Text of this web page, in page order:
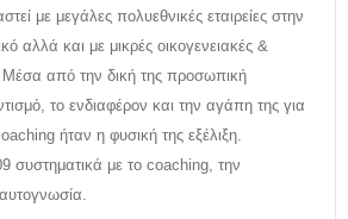
με μεγάλες πολυεθνικές εταιρείες στην
αλλά και με μικρές οικογενειακές &
Μέσα από την δική της προσωπική
το ενδιαφέρον και την αγάπη της για
ήταν η φυσική της εξέλιξη.
συστηματικά με το coaching, την